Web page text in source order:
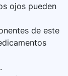
ojos pueden
de este